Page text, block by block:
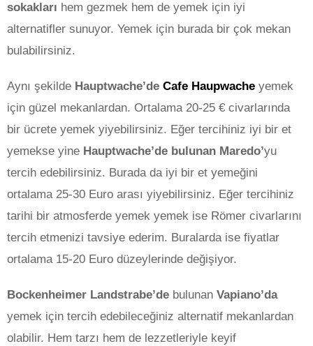
sokakları hem gezmek hem de yemek için iyi
alternatifler sunuyor. Yemek için burada bir çok mekan
bulabilirsiniz.
Aynı şekilde Hauptwache’de Cafe Haupwache yemek
için güzel mekanlardan. Ortalama 20-25 € civarlarında
bir ücrete yemek yiyebilirsiniz. Eğer tercihiniz iyi bir et
yemekse yine Hauptwache’de bulunan Maredo’yu
tercih edebilirsiniz. Burada da iyi bir et yemeğini
ortalama 25-30 Euro arası yiyebilirsiniz. Eğer tercihiniz
tarihi bir atmosferde yemek yemek ise Römer civarlarını
tercih etmenizi tavsiye ederim. Buralarda ise fiyatlar
ortalama 15-20 Euro düzeylerinde değişiyor.
Bockenheimer Landstrabe’de bulunan Vapiano’da
yemek için tercih edebileceğiniz alternatif mekanlardan
olabilir. Hem tarzı hem de lezzetleriyle keyif